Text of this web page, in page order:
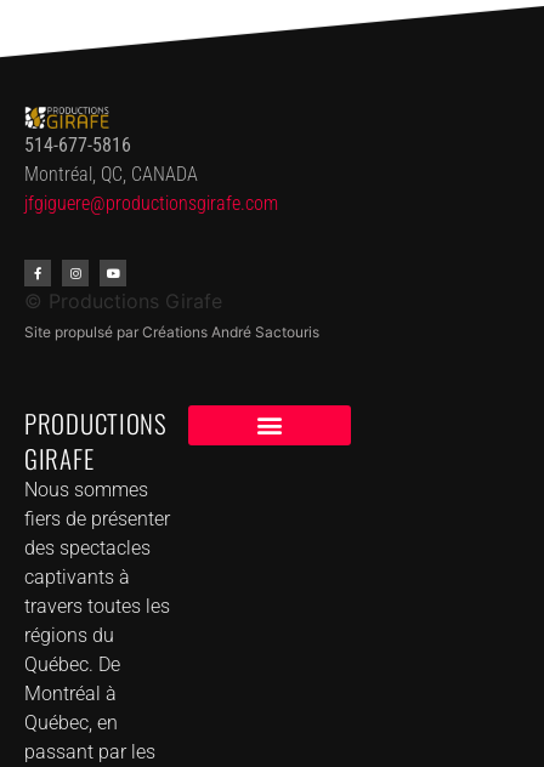
514-677-5816
Montréal, QC, CANADA
jfgiguere@productionsgirafe.com
© Productions Girafe
Site propulsé par Créations André Sactouris
PRODUCTIONS
GIRAFE
Nous sommes
fiers de présenter
des spectacles
captivants à
travers toutes les
régions du
Québec. De
Montréal à
Québec, en
passant par les